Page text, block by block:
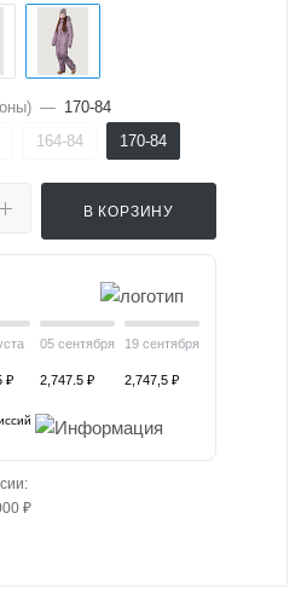
— 170-84
164-84 170-84
В КОРЗИНУ
₽
05 сентября
2,747.5 ₽
19 сентября
2,747,5 ₽
₽